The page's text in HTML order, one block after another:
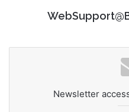
Newsletter